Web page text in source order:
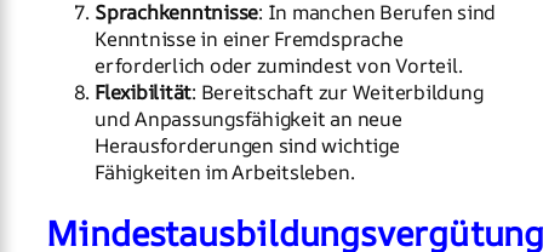
Sprachkenntnisse: In manchen Berufen sind
Kenntnisse in einer Fremdsprache
erforderlich oder zumindest von Vorteil.
Flexibilität: Bereitschaft zur Weiterbildung
und Anpassungsfähigkeit an neue
Herausforderungen sind wichtige
Fähigkeiten im Arbeitsleben.